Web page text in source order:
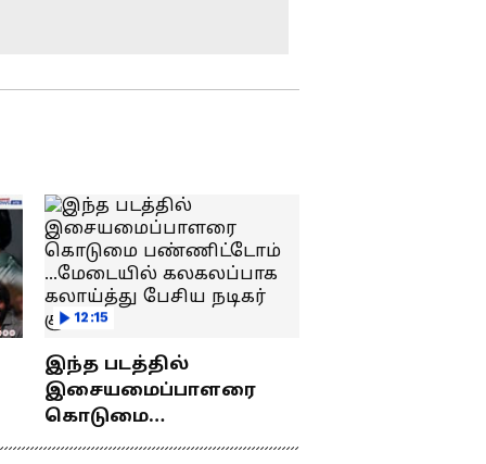
எழுந்த நிர்மல் குமார்!
கைது ! உதயநிதி
ஸ்டாலினின் சர்ச்சைப்
பேச்சுக்கு
காவல்துறை அதிரடி !
வைரல் வீடியோ
Cauvery Issue :
கருணாநிதி,
ஜெயலலிதா
பிரச்சனை தொடர்பாக
நடந்த டாப் 10
சம்பவங்கள்!
பன்னாட்டுத்
தொழிற்பேட்டையில்
முதலமைச்சர்
விஜய்யின் அதிரடி
12:15
இந்த படத்தில்
இசையமைப்பாளரை
கொடுமை
பண்ணிட்டோம்